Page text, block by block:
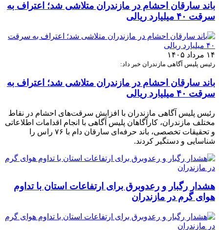
باند سارقان احشام در مازندران متلاشی شد؛ اعتراف به
سرقت ۴۰ میلیارد ریالی
۱۴ مرداد ۱۴۰۵
رئیس پلیس آگاهی مازندران خبر داد:
باند سارقان احشام در مازندران متلاشی شد؛ اعتراف به
سرقت ۴۰ میلیارد ریالی
رئیس پلیس آگاهی مازندران با افزایش سرقت‌های احشام در نقاط
مختلف مازندران، کارآگاهان پلیس آگاهی با انجام اقدامات اطلاعاتی
و تحقیقات تخصصی، باند حرفه‌ای سارقان دام با ۷۶ راس را
شناسایی و دستگیر کردند.
هشدار رگبار و رعدوبرق برای ارتفاعات استان با تداوم
هوای گرم در مازندران